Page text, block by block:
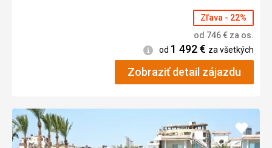
Zľava - 22%
od 746€ za os.
Informácie
od 1 492€ za všetkých
Zobraziť detail zájazdu
Pridať
do